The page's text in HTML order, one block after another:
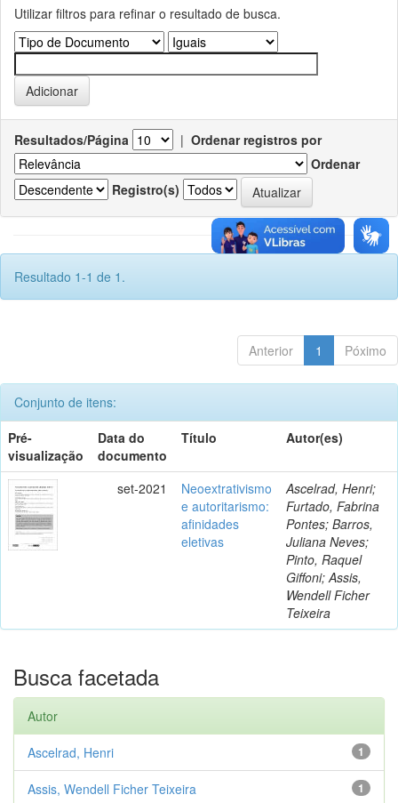
Utilizar filtros para refinar o resultado de busca.
Resultados/Página | Ordenar registros por
Ordenar
Registro(s)
Resultado 1-1 de 1.
Anterior 1 Póximo
Conjunto de itens:
Pré-
visualização
Data do
documento
Título Autor(es)
set-2021
Neoextrativismo
e autoritarismo:
afinidades
eletivas
Ascelrad, Henri;
Furtado, Fabrina
Pontes; Barros,
Juliana Neves;
Pinto, Raquel
Giffoni; Assis,
Wendell Ficher
Teixeira
Busca facetada
Autor
1
Ascelrad, Henri
1
Assis, Wendell Ficher Teixeira